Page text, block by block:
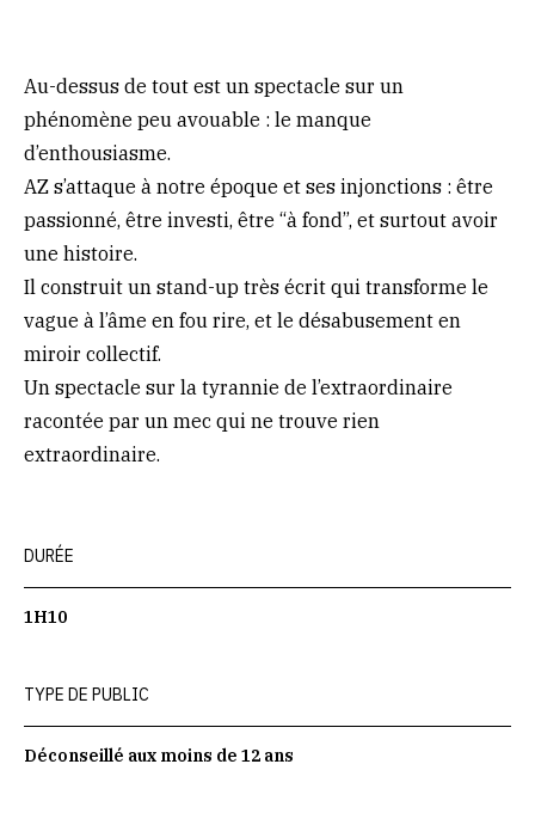
Au-dessus de tout est un spectacle sur un
phénomène peu avouable : le manque
d’enthousiasme.
AZ s’attaque à notre époque et ses injonctions : être
passionné, être investi, être “à fond”, et surtout avoir
une histoire.
Il construit un stand-up très écrit qui transforme le
vague à l’âme en fou rire, et le désabusement en
miroir collectif.
Un spectacle sur la tyrannie de l’extraordinaire
racontée par un mec qui ne trouve rien
extraordinaire.
DURÉE
1H10
TYPE DE PUBLIC
Déconseillé aux moins de 12 ans